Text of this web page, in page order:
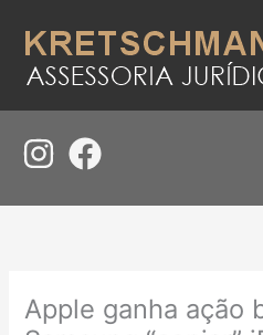
para
conteúdo
Apple ganha ação